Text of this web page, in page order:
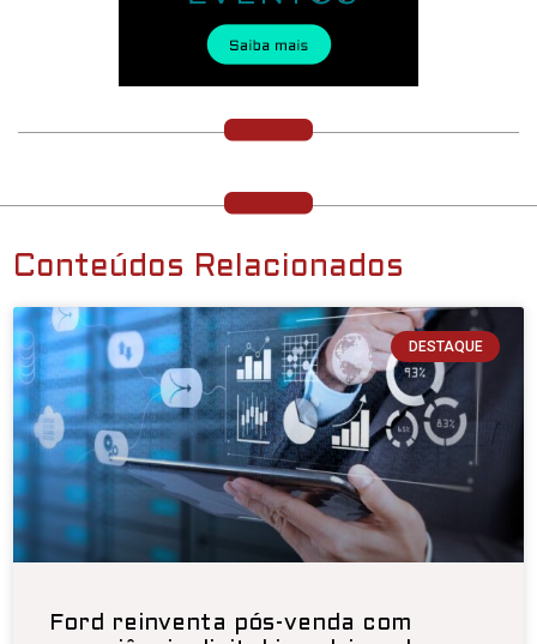
Conteúdos Relacionados
DESTAQUE
Ford reinventa pós-venda com